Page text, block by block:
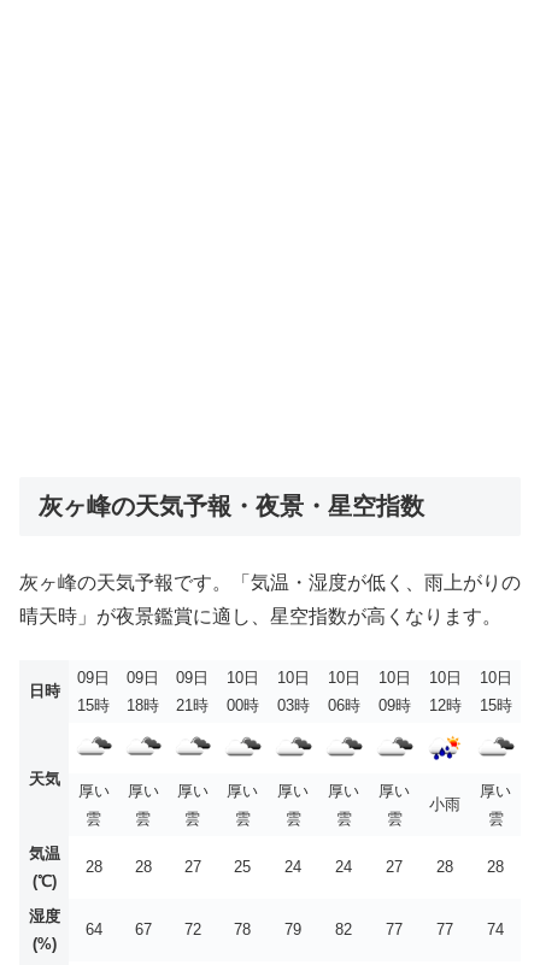
灰ヶ峰の天気予報・夜景・星空指数
灰ヶ峰の天気予報です。「気温・湿度が低く、雨上がりの
晴天時」が夜景鑑賞に適し、星空指数が高くなります。
日時
09日
15時
09日
18時
09日
21時
10日
00時
10日
03時
10日
06時
10日
09時
10日
12時
10日
15時
天気
厚い
雲
厚い
雲
厚い
雲
厚い
雲
厚い
雲
厚い
雲
厚い
雲
小雨
厚い
雲
気温
(℃)
28 28 27 25 24 24 27 28 28
湿度
(%)
64 67 72 78 79 82 77 77 74